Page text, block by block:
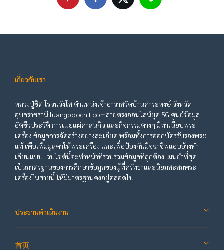
เกี่ยวกับเรา
หลวงปู่ชิต โรจนวังโส ตำแหน่งเจ้าอาวาสวัดบ้านคำระหงษ์ จังหวัด
อุบลราชธานี luangpoochit.comสายตรงออนไลน์ยุค 5G ศูนย์ข้อมูล
อัตชีวประวัติ การเผยแผ่ศาสนกิจ และกิจกรรมต่างๆ มีทำเนียบพระ
เครื่อง ข้อมูลการจัดสร้างอย่างละเอียด พร้อมทั้งการออกบัตรรับรองพระ
แท้ เพื่อเพิ่มมูลค่าให้พระเครื่อง และเพื่อป้องกันมิจฉาชีพแอบอ้างทำ
เลียนแบบ เวบไซต์นี้จะทำหน้าที่รวบรวมข้อมูลที่ถูกต้องแม่นยำที่สุด
เป็นมาตรฐานของการศึกษาข้อมูลของผู้ที่ศรัทธาและนิยมสะสมพระ
เครื่องในสายนี้ ให้มีมาตรฐานคงอยู่ตลอดไป
ประธานดำเนินงาน
首页